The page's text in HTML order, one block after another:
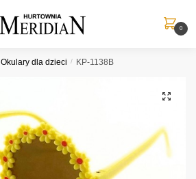
0
Okulary dla dzieci / KP-1138B